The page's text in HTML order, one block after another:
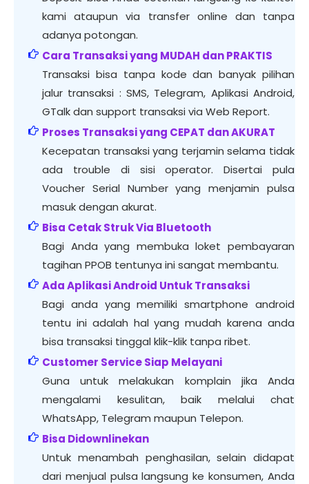
kami ataupun via transfer online dan tanpa
adanya potongan.
Cara Transaksi yang MUDAH dan PRAKTIS
Transaksi bisa tanpa kode dan banyak pilihan
jalur transaksi : SMS, Telegram, Aplikasi Android,
GTalk dan support transaksi via Web Report.
Proses Transaksi yang CEPAT dan AKURAT
Kecepatan transaksi yang terjamin selama tidak
ada trouble di sisi operator. Disertai pula
Voucher Serial Number yang menjamin pulsa
masuk dengan akurat.
Bisa Cetak Struk Via Bluetooth
Bagi Anda yang membuka loket pembayaran
tagihan PPOB tentunya ini sangat membantu.
Ada Aplikasi Android Untuk Transaksi
Bagi anda yang memiliki smartphone android
tentu ini adalah hal yang mudah karena anda
bisa transaksi tinggal klik-klik tanpa ribet.
Customer Service Siap Melayani
Guna untuk melakukan komplain jika Anda
mengalami kesulitan, baik melalui chat
WhatsApp, Telegram maupun Telepon.
Bisa Didownlinekan
Untuk menambah penghasilan, selain didapat
dari menjual pulsa langsung ke konsumen, Anda